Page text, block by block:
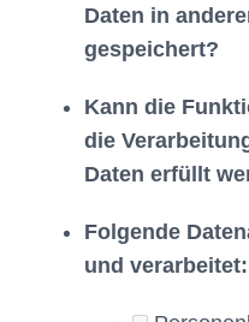
Daten in
gespeichert?
Kann die
die
Daten erfüllt
Folgende
und verarbeitet: